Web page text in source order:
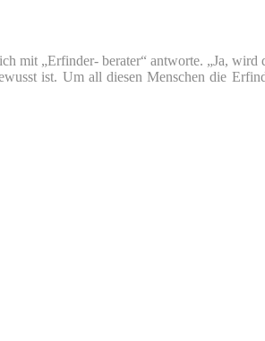
mit „Erfinder- berater“ antworte. „Ja,
ist. Um all diesen Menschen die